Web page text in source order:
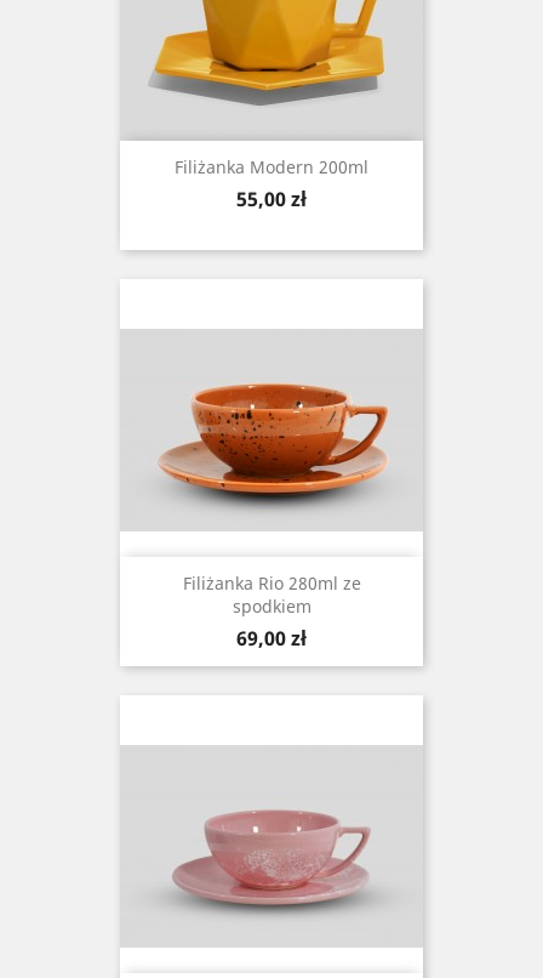
Filiżanka Modern 200ml
Cena
55,00 zł
Filiżanka Rio 280ml ze
spodkiem
Cena
69,00 zł